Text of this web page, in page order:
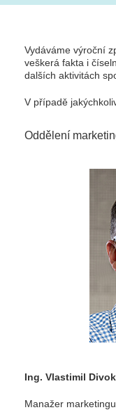
Vydáváme výroční
veškerá fakta i
dalších aktivitách
V případě
Oddělení
Ing. Vlastimil
Manažer